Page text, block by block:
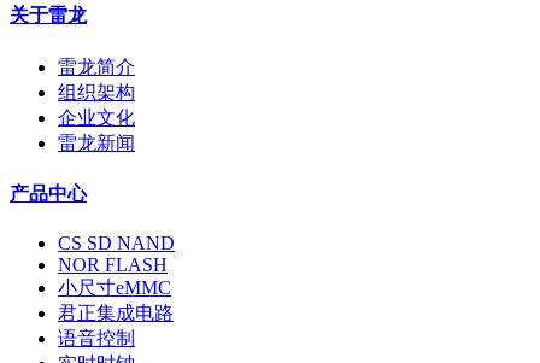
关于雷龙
雷龙简介
组织架构
企业文化
雷龙新闻
产品中心
CS SD NAND
NOR FLASH
小尺寸eMMC
君正集成电路
语音控制